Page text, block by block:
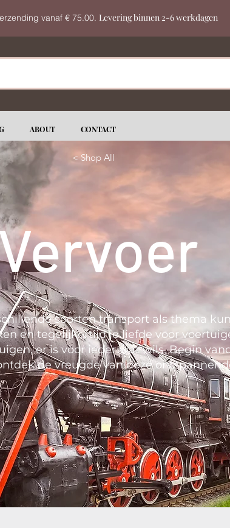
vanaf € 75.00. Levering binnen 2-6 werkdagen
ABOUT CONTACT
< Shop All
< Shop All
soorten transport als thema
en tegelijkertijd je liefde voor
er is voor ieder wat wils. Begin
de vreugde van deze